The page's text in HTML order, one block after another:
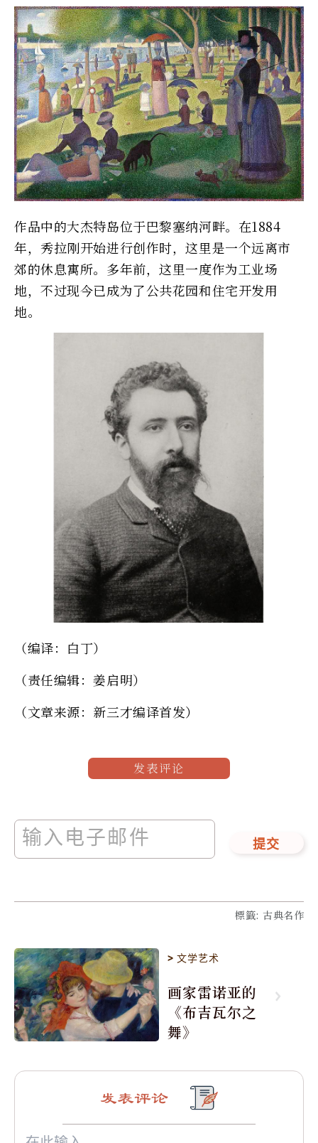
作品中的大杰特岛位于巴黎塞纳河畔。在1884
年，秀拉刚开始进行创作时，这里是一个远离市
郊的休息寓所。多年前，这里一度作为工业场
地，不过现今已成为了公共花园和住宅开发用
地。
（编译：白丁）
（责任编辑：姜启明）
（文章来源：新三才编译首发）
发表评论
提交
標籤: 古典名作
>文学艺术
画家雷诺亚的
《布吉瓦尔之
舞》
发表评论